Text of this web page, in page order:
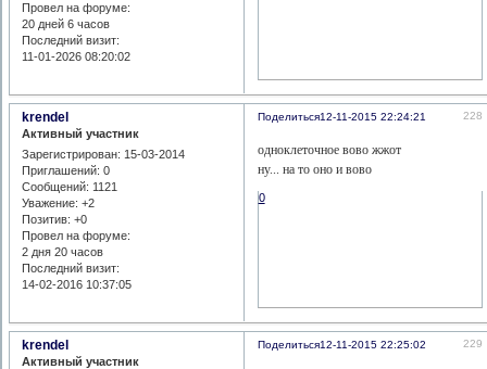
Провел на форуме:
20 дней 6 часов
Последний визит:
11-01-2026 08:20:02
Поделиться 228
12-11-2015 22:24:21
krendel
Активный участник
Зарегистрирован: 15-03-2014
Приглашений: 0
Сообщений: 1121
Уважение: +2
Позитив: +0
Провел на форуме:
2 дня 20 часов
Последний визит:
14-02-2016 10:37:05
одноклеточное вово жжот
ну... на то оно и вово
0
Поделиться 229
12-11-2015 22:25:02
krendel
Активный участник